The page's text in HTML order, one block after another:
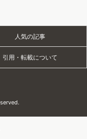
人気の記事
引用・転載について